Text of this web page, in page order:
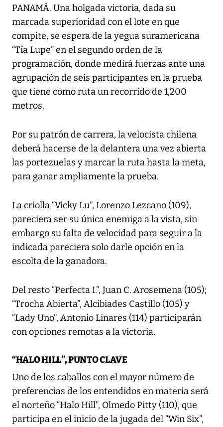
PANAMÁ. Una holgada victoria, dada su
marcada superioridad con el lote en que
compite, se espera de la yegua suramericana
“Tía Lupe” en el segundo orden de la
programación, donde medirá fuerzas ante una
agrupación de seis participantes en la prueba
que tiene como ruta un recorrido de 1,200
metros.
Por su patrón de carrera, la velocista chilena
deberá hacerse de la delantera una vez abierta
las portezuelas y marcar la ruta hasta la meta,
para ganar ampliamente la prueba.
La criolla “Vicky Lu”, Lorenzo Lezcano (109),
pareciera ser su única enemiga a la vista, sin
embargo su falta de velocidad para seguir a la
indicada pareciera solo darle opción en la
escolta de la ganadora.
Del resto “Perfecta I.”, Juan C. Arosemena (105);
“Trocha Abierta”, Alcibiades Castillo (105) y
“Lady Uno”, Antonio Linares (114) participarán
con opciones remotas a la victoria.
“HALO HILL”, PUNTO CLAVE
Uno de los caballos con el mayor número de
preferencias de los entendidos en materia será
el norteño “Halo Hill”, Olmedo Pitty (110), que
participa en el inicio de la jugada del “Win Six”,